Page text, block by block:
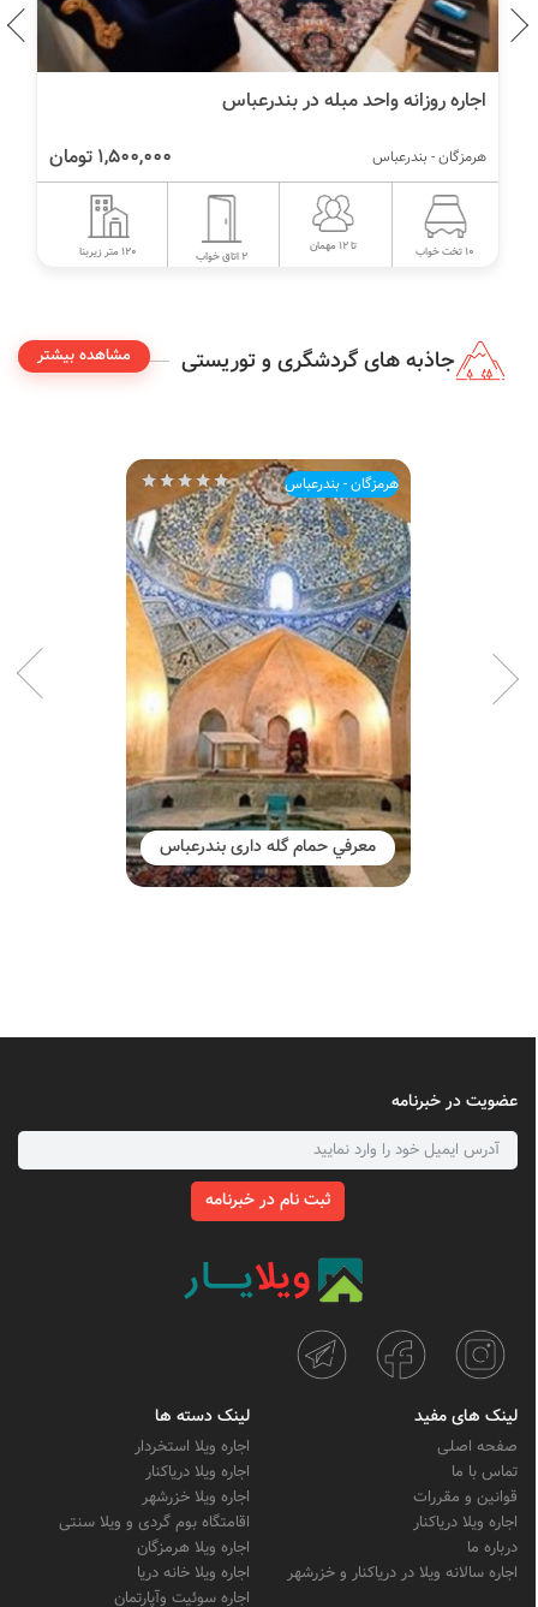
اجاره روزانه واحد مبله در بندرعباس
1,500,000 تومان هرمزگان - بندرعباس
10 تخت خواب تا 12 مهمان
2 اتاق خواب 120 متر زیربنا
جاذبه های گردشگری و توریستی مشاهده بیشتر
هرمزگان - بندرعباس
معرفي حمام گله ‎داری بندرعباس
عضویت در خبرنامه
ثبت نام در خبرنامه
لینک های مفید
صفحه اصلی
تماس با ما
قوانین و مقررات
اجاره ویلا دریاکنار
درباره ما
اجاره سالانه ویلا در دریاکنار و خزرشهر
لینک دسته ها
اجاره ویلا استخردار
اجاره ویلا دریاکنار
اجاره ویلا خزرشهر
اقامتگاه بوم گردی و ویلا سنتی
اجاره ویلا هرمزگان
اجاره ویلا خانه دریا
اجاره سوئیت وآپارتمان